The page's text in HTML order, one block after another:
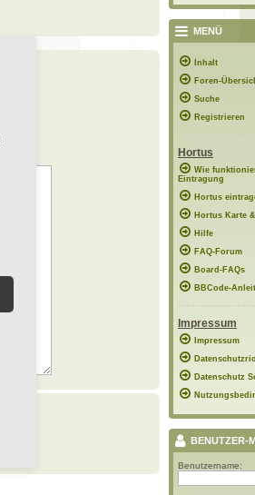
MENÜ
Inhalt
Foren-
Suche
Registrieren
Hortus
Wie
Eintragung
Hortus
Hortus Karte
Hilfe
FAQ-Forum
Board-FAQs
BBCode-
Impressum
Impressum
Datenschutz
BENUTZER-
Benutzername: